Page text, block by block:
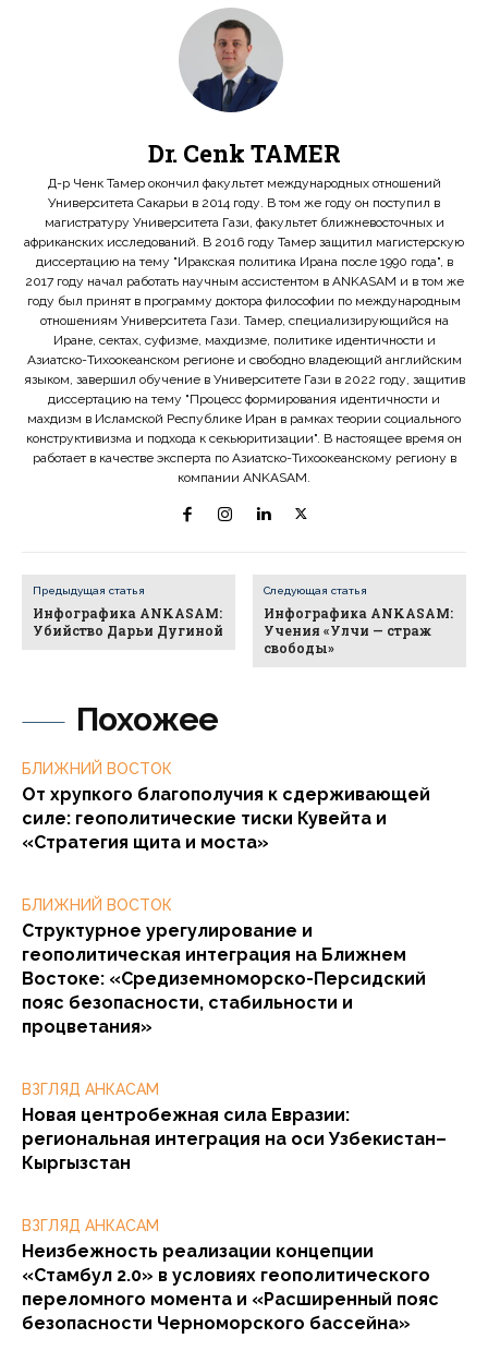
Похожее
БЛИЖНИЙ ВОСТОК
От хрупкого благополучия к сдерживающей
силе: геополитические тиски Кувейта и
«Стратегия щита и моста»
БЛИЖНИЙ ВОСТОК
Структурное урегулирование и
геополитическая интеграция на Ближнем
Востоке: «Средиземноморско-Персидский
пояс безопасности, стабильности и
процветания»
ВЗГЛЯД АНКАСАМ
Новая центробежная сила Евразии:
региональная интеграция на оси Узбекистан–
Кыргызстан
ВЗГЛЯД АНКАСАМ
Неизбежность реализации концепции
«Стамбул 2.0» в условиях геополитического
переломного момента и «Расширенный пояс
безопасности Черноморского бассейна»
Dr. Cenk TAMER
Д-р Ченк Тамер окончил факультет международных отношений
Университета Сакарьи в 2014 году. В том же году он поступил в
магистратуру Университета Гази, факультет ближневосточных и
африканских исследований. В 2016 году Тамер защитил магистерскую
диссертацию на тему "Иракская политика Ирана после 1990 года", в
2017 году начал работать научным ассистентом в ANKASAM и в том же
году был принят в программу доктора философии по международным
отношениям Университета Гази. Тамер, специализирующийся на
Иране, сектах, суфизме, махдизме, политике идентичности и
Азиатско-Тихоокеанском регионе и свободно владеющий английским
языком, завершил обучение в Университете Гази в 2022 году, защитив
диссертацию на тему "Процесс формирования идентичности и
махдизм в Исламской Республике Иран в рамках теории социального
конструктивизма и подхода к секьюритизации". В настоящее время он
работает в качестве эксперта по Азиатско-Тихоокеанскому региону в
компании ANKASAM.
Предыдущая статья
Инфографика ANKASAM:
Убийство Дарьи Дугиной
Следующая статья
Инфографика ANKASAM:
Учения «Улчи — страж
свободы»